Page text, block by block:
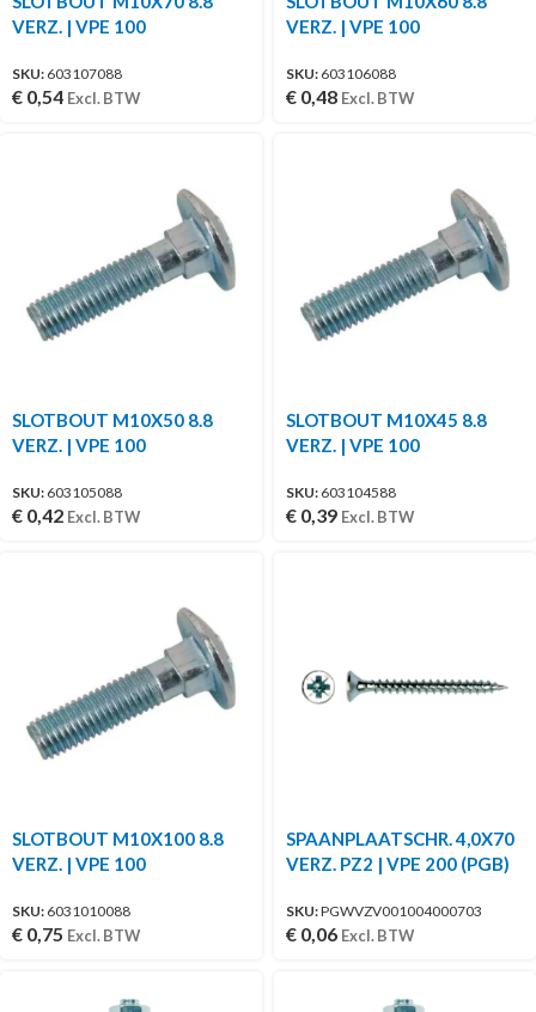
VERZ. | VPE 100
SKU: 603107088
€ 0,54 Excl. BTW
VERZ. | VPE 100
SKU: 603106088
€ 0,48 Excl. BTW
SLOTBOUT M10X50 8.8
VERZ. | VPE 100
SKU: 603105088
€ 0,42 Excl. BTW
SLOTBOUT M10X45 8.8
VERZ. | VPE 100
SKU: 603104588
€ 0,39 Excl. BTW
SLOTBOUT M10X100 8.8
VERZ. | VPE 100
SKU: 6031010088
€ 0,75 Excl. BTW
SPAANPLAATSCHR. 4,0X70
VERZ. PZ2 | VPE 200 (PGB)
SKU:PGWVZV001004000703
€ 0,06 Excl. BTW